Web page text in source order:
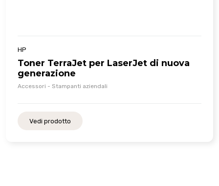
HP
Toner TerraJet per LaserJet di nuova
generazione
Accessori - Stampanti aziendali
Vedi prodotto